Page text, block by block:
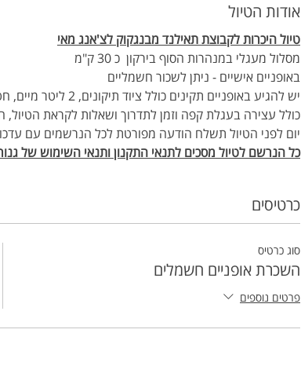
אודות הטיול
טיול היכרות לקבוצת תאילנד מבנגקוק לצ'אנג מאי
מסלול מעגלי במנהרות הסוף בירקון  כ 30 ק"מ
באופניים אישיים - ניתן לשכור חשמליים
יש להגיע באופניים תקינים כולל ציוד תיקונים, 2 ליטר מיים, חטיף/פרי
כולל עצירה בעגלת קפה וזמן לתדרוך ושאלות לקראת הטיול,
יום לפני הטיול תשלח הודעה מפורטת לכל הנרשמים עם
כל הנרשם לטיול מסכים לתנאי התקנון ותנאי השימוש של גנור
כרטיסים
סוג כרטיס
השכרת אופניים חשמלים
פרטים נוספים